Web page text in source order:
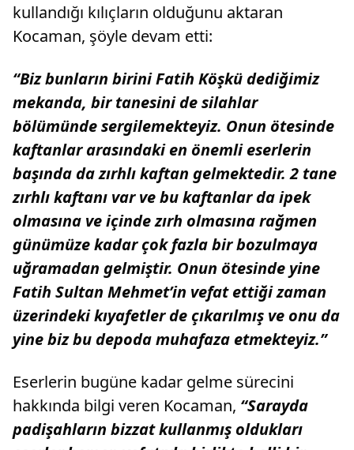
kullandığı kılıçların olduğunu aktaran
Kocaman, şöyle devam etti:
“Biz bunların birini Fatih Köşkü dediğimiz
mekanda, bir tanesini de silahlar
bölümünde sergilemekteyiz. Onun ötesinde
kaftanlar arasındaki en önemli eserlerin
başında da zırhlı kaftan gelmektedir. 2 tane
zırhlı kaftanı var ve bu kaftanlar da ipek
olmasına ve içinde zırh olmasına rağmen
günümüze kadar çok fazla bir bozulmaya
uğramadan gelmiştir. Onun ötesinde yine
Fatih Sultan Mehmet’in vefat ettiği zaman
üzerindeki kıyafetler de çıkarılmış ve onu da
yine biz bu depoda muhafaza etmekteyiz.”
Eserlerin bugüne kadar gelme sürecini
hakkında bilgi veren Kocaman, “Sarayda
padişahların bizzat kullanmış oldukları